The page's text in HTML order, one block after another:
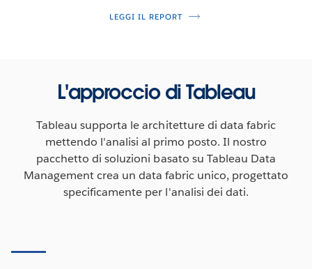
LEGGI IL REPORT
L'approccio di Tableau
Tableau supporta le architetture di data fabric
mettendo l'analisi al primo posto. Il nostro
pacchetto di soluzioni basato su Tableau Data
Management crea un data fabric unico, progettato
specificamente per l'analisi dei dati.